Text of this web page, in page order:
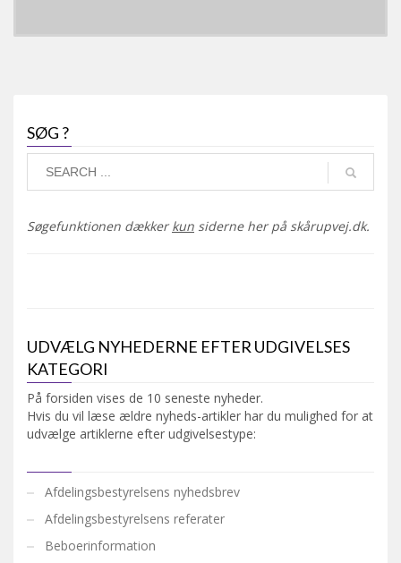
SØG ?
Søgefunktionen dækkerkun siderne her på skårupvej.dk.
UDVÆLG NYHEDERNE EFTER UDGIVELSES
KATEGORI
På forsiden vises de 10 seneste nyheder.
Hvis du vil læse ældre nyheds-artikler har du mulighed for at
udvælge artiklerne efter udgivelsestype:
Afdelingsbestyrelsens nyhedsbrev
Afdelingsbestyrelsens referater
Beboerinformation